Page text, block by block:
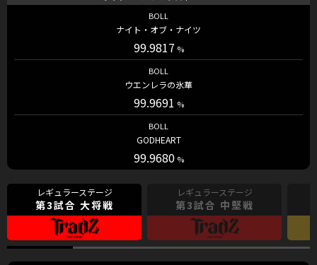
BOLL
ナイト・オブ・ナイツ
99.9817
BOLL
ウエンレラの氷華
99.9691
BOLL
GODHEART
99.9680
第3試合 大将戦 第3試合 中堅戦